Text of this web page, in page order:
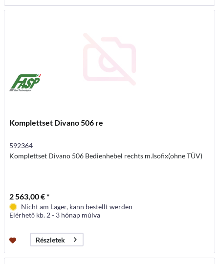
Komplettset Divano 506 re
592364
Komplettset Divano 506 Bedienhebel rechts m.Isofix(ohne TÜV)
2 563,00 € *
Nicht am Lager, kann bestellt werden
Elérhető kb. 2 - 3 hónap múlva
Részletek